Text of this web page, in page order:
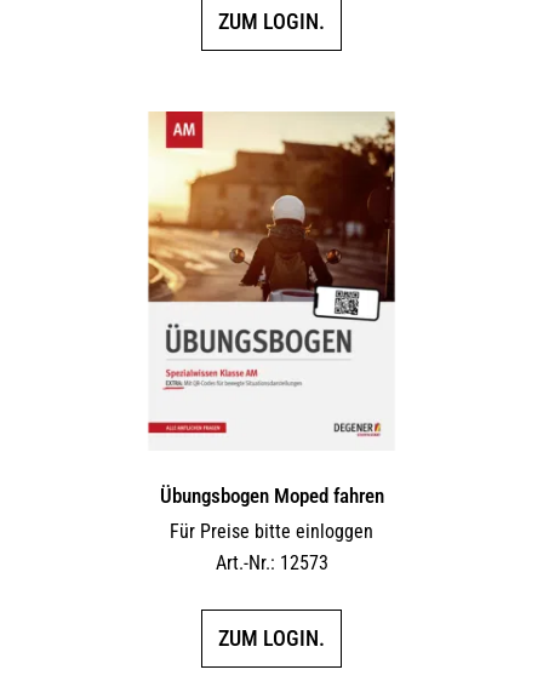
ZUM LOGIN.
Übungsbogen Moped fahren
Für Preise bitte einloggen
Art.-Nr.: 12573
ZUM LOGIN.